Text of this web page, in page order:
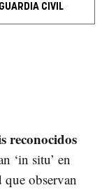
CIVIL
reconocidos
‘in situ’ en
que observan